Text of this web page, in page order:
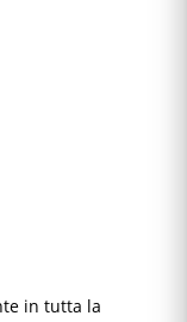
in tutta la